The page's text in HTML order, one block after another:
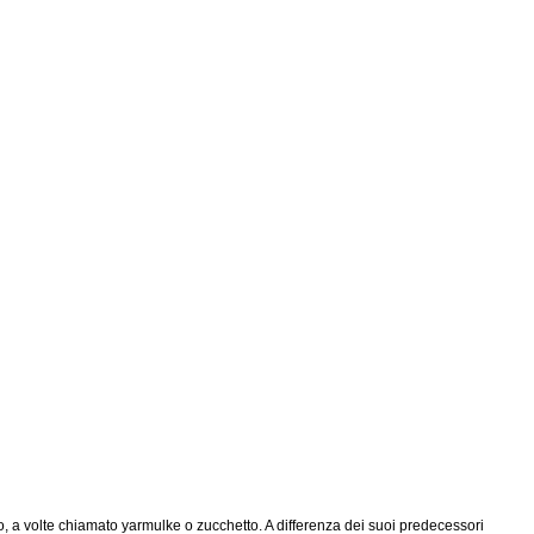
volte chiamato yarmulke o zucchetto. A differenza dei suoi predecessori